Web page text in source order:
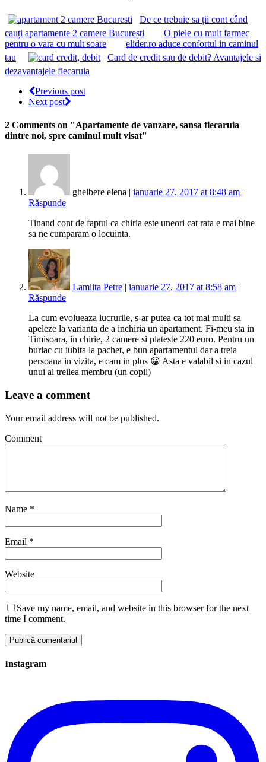
De ce trebuie sa ții cont când
cauți apartamente 2 camere București
O piele cu mult farmec
pentru o vara cu mult soare
elider.ro aduce confortul in caminul
tau
Card de credit sau de debit? Avantajele si
dezavantajele fiecaruia
Previous post
Next post
2 Comments on "Apartamente de vanzare, sansa fiecaruia
dintre noi, spre caminul mult visat"
ghelbere elena | ianuarie 27, 2017 at 8:48 am |
Răspunde
Tinand cont de faptul ca chiria este uneori cat rata e mai bine
sa ne cumparam o locuinta.
Lamiita Petre | ianuarie 27, 2017 at 8:58 am |
Răspunde
La cum evolueaza lucrurile, s-ar putea ca tot mai multi sa
apeleze la varianta de a inchiria un apartament. Fi-meu sta in
Timisoara, in chirie, 2 camere si plateste 220 euro. Pentru un
burlac cu iubita la pachet, e bun apartamentul dar a treia
persoana in vizita, e cam in plus 😀 Asta e valabil si in cazul
unui al treilea membru (un copil)
Leave a comment
Your email address will not be published.
Comment
Name *
Email *
Website
Save my name, email, and website in this browser for the next
time I comment.
Instagram